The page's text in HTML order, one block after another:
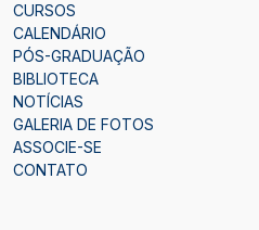
CURSOS
CALENDÁRIO
PÓS-GRADUAÇÃO
BIBLIOTECA
NOTÍCIAS
GALERIA DE FOTOS
ASSOCIE-SE
CONTATO